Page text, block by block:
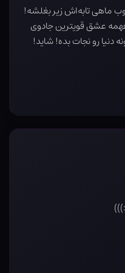
ماهی تابه‌اش زیر بغلشه!
عشق قویترین جادوی
رو نجات بده! شاید!